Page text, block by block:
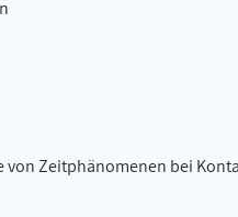
von Zeitphänomenen bei